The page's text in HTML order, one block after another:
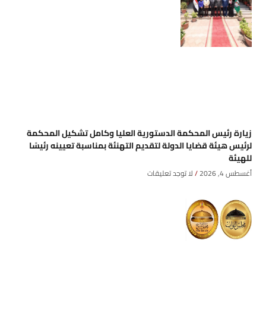
زيارة رئيس المحكمة الدستورية العليا وكامل تشكيل المحكمة
لرئيس هيئة قضايا الدولة لتقديم التهنئة بمناسبة تعيينه رئيسًا
للهيئة
أغسطس 4, 2026 لا توجد تعليقات